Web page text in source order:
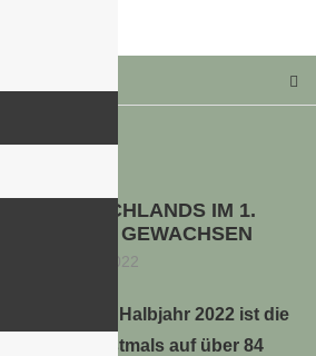
DEUTSCHLANDS IM 1.
STARK GEWACHSEN
27. September 2022
Im 1. Halbjahr 2022 ist die
erstmals auf über 84